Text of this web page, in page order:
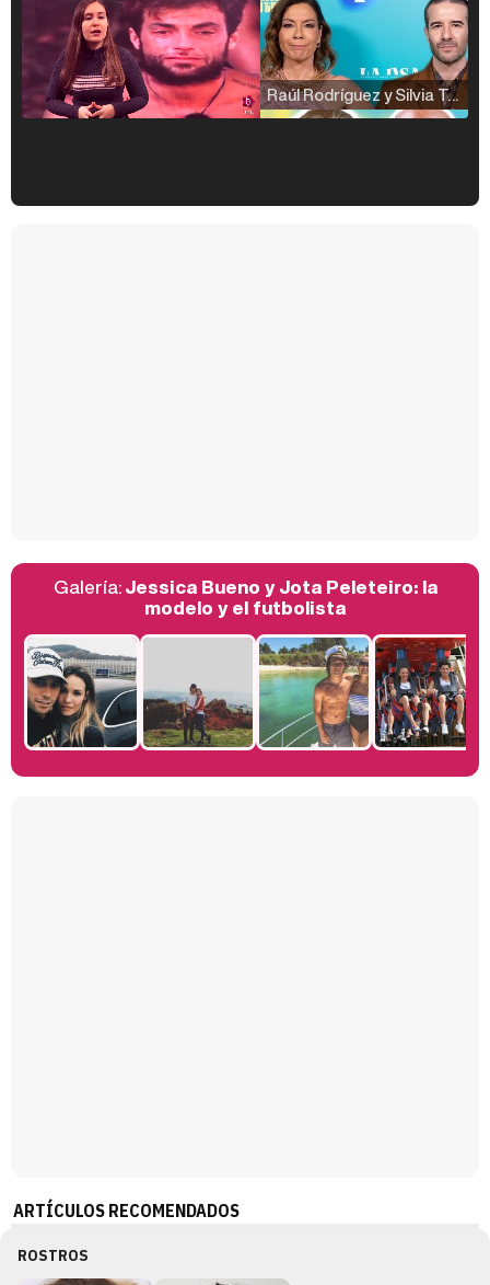
Raúl Rodríguez y Silvia Taulés nos cuentan su papel en 'La familia de la tele'
Manu Baqueiro: "Tuve como referente a Bruce Willis en 'Luz de Luna' para mi trabajo en la serie 'Perdiendo el juicio'"
Galería:Jessica Bueno y Jota Peleteiro: la
modelo y el futbolista
ARTÍCULOS RECOMENDADOS
ROSTROS